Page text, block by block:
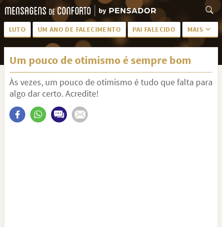
LUTO UM ANO DE FALECIMENTO PAI FALECIDO MAIS
LUTO PARA AMIGA PALAVRAS
SAUDADES DA MÃE PÊSAMES
PÊSAMES PARA AMIGA DESCANSE EM PAZ
FRASES DE LUTO PARA AMIGO
Um pouco de otimismo é sempre bom
Às vezes, um pouco de otimismo é tudo que falta para
algo dar certo. Acredite!